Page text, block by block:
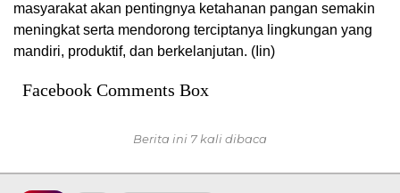
masyarakat akan pentingnya ketahanan pangan semakin
meningkat serta mendorong terciptanya lingkungan yang
mandiri, produktif, dan berkelanjutan. (Iin)
Facebook Comments Box
Berita ini 7 kali dibaca